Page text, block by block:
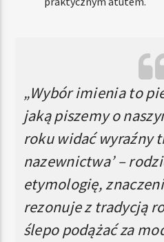
„Wybór imienia to
jaką piszemy o
roku widać wyraźny
nazewnictwa’ –
etymologię,
rezonuje z tradycją
ślepo podążać za